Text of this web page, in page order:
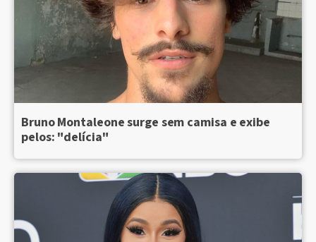
Bruno Montaleone surge sem camisa e exibe
pelos: "delícia"